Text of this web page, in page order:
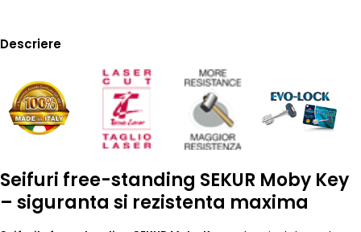
Descriere
Seifuri free-standing SEKUR Moby Key
– siguranta si rezistenta maxima